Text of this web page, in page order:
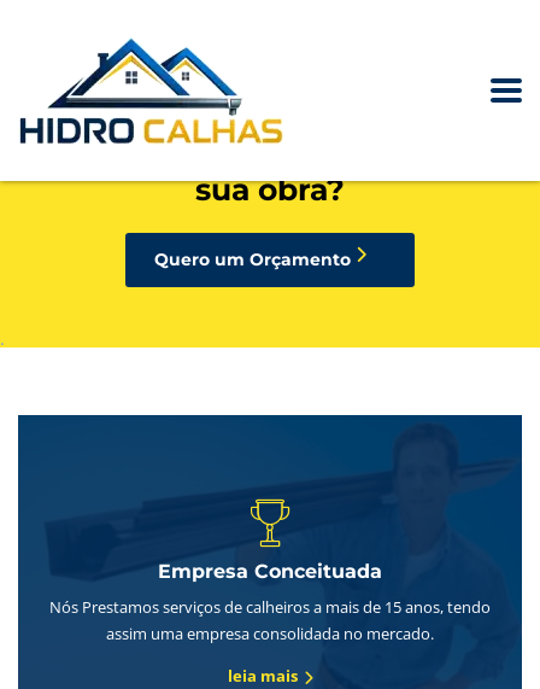
precisando de calhas, rufos,
pingadeiras ou condutores para
sua obra?
Quero um Orçamento
.
Empresa Conceituada
Nós Prestamos serviços de calheiros a mais de 15 anos, tendo
assim uma empresa consolidada no mercado.
leia mais